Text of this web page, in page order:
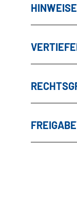
HINWEISE